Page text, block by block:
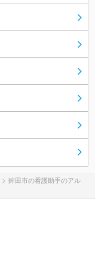
鉾田市の看護助手のアル